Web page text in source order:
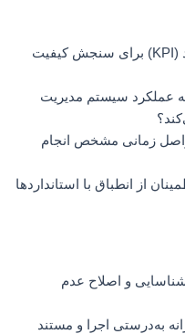
آیا شاخص‌های کلیدی عملکرد (KPI) برای سنجش کیفیت
عملکرد سیستم مدیریت
زمانی مشخص انجام
از انطباق با استانداردها
و اصلاح عدم
به‌درستی اجرا و مستند